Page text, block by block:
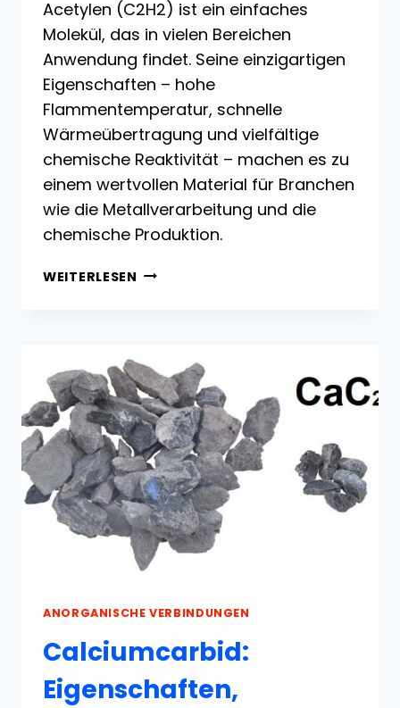
Acetylen (C2H2) ist ein einfaches
Molekül, das in vielen Bereichen
Anwendung findet. Seine einzigartigen
Eigenschaften – hohe
Flammentemperatur, schnelle
Wärmeübertragung und vielfältige
chemische Reaktivität – machen es zu
einem wertvollen Material für Branchen
wie die Metallverarbeitung und die
chemische Produktion.
WEITERLESEN VERWENDUNG
ANORGANISCHE VERBINDUNGEN
Calciumcarbid:
Eigenschaften,